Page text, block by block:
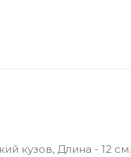
кузов, Длина - 12